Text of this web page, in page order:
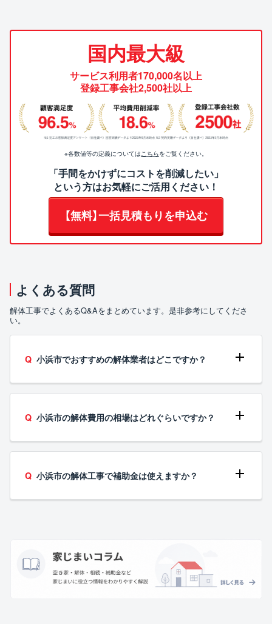
国内最大級
サービス利用者170,000名以上
登録工事会社2,500社以上
※各数値等の定義については こちらをご覧ください。
「手間をかけずにコストを削減したい」
という方はお気軽にご活用ください！
【無料】一括見積もりを申込む
よくある質問
解体工事でよくあるQ&Aをまとめています。是非参考にしてくださ
い。
小浜市でおすすめの解体業者はどこですか？
小浜市の解体費用の相場はどれぐらいですか？
小浜市の解体工事で補助金は使えますか？